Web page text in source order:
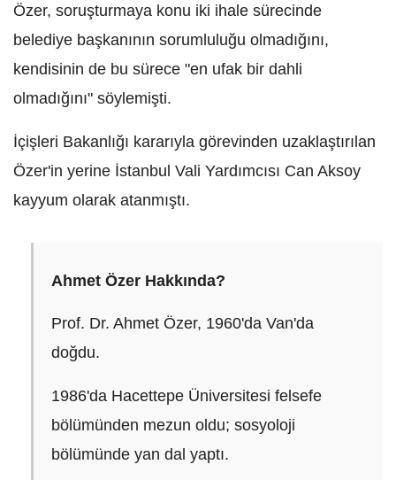
Özer, soruşturmaya konu iki ihale sürecinde
belediye başkanının sorumluluğu olmadığını,
kendisinin de bu sürece "en ufak bir dahli
olmadığını" söylemişti.
İçişleri Bakanlığı kararıyla görevinden uzaklaştırılan
Özer'in yerine İstanbul Vali Yardımcısı Can Aksoy
kayyum olarak atanmıştı.
Ahmet Özer Hakkında?
Prof. Dr. Ahmet Özer, 1960'da Van'da
doğdu.
1986'da Hacettepe Üniversitesi felsefe
bölümünden mezun oldu; sosyoloji
bölümünde yan dal yaptı.